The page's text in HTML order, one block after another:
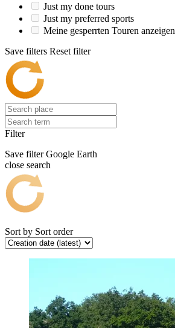
Just my done tours
Just my preferred sports
Meine gesperrten Touren anzeigen
Save filters Reset filter
Filter
Save filter Google Earth
close search
Sort by Sort order